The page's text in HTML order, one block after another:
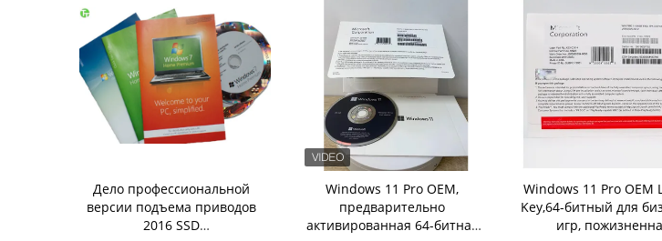
Дело профессиональной
версии подъема приводов
2016 SSD
Windows 11 Pro OEM,
предварительно
активированная 64-битная
Windows 11 Pro OEM
Key,64-битный для
игр,